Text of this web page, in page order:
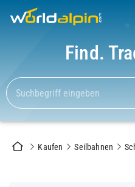
Find.
Kaufen Seilbahnen